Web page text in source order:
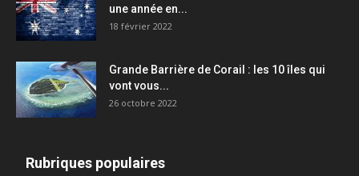
une année en...
18 février 2022
Grande Barrière de Corail : les 10 îles qui
vont vous...
26 octobre 2022
Rubriques populaires